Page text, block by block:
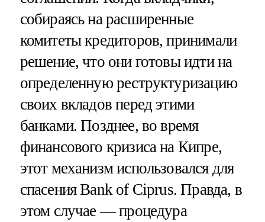
собираясь на расширенные
комитеты кредиторов, принимали
решение, что они готовы идти на
определенную реструктуризацию
своих вкладов перед этими
банками. Позднее, во время
финансового кризиса на Кипре,
этот механизм использовался для
спасения Bank of Ciprus. Правда, в
этом случае — процедура